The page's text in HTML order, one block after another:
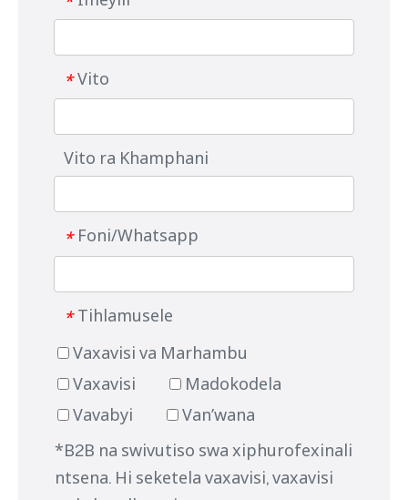
* Vito
Vito ra Khamphani
* Foni/Whatsapp
* Tihlamusele
Vaxavisi va Marhambu
Vaxavisi
Madokodela
Vavabyi
Van’wana
*B2B na swivutiso swa xiphurofexinali
ntsena. Hi seketela vaxavisi, vaxavisi